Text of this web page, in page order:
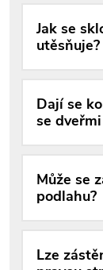
Jak se
utěsňuje?
Dají se
se
Může se
podlahu?
Lze